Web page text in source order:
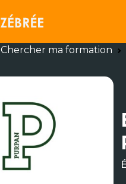
Chercher ma formation